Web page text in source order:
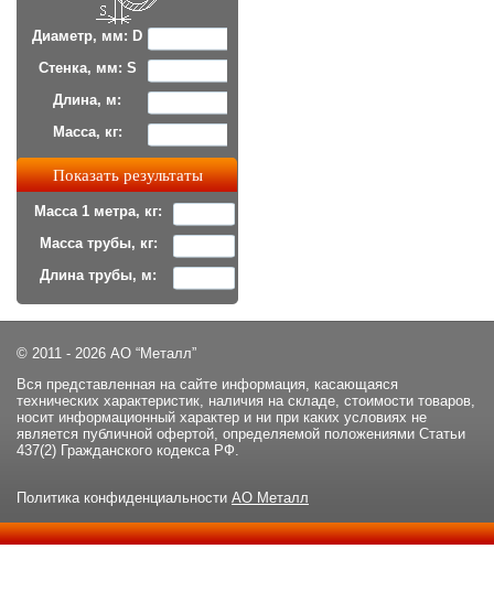
Диаметр, мм: D
Стенка, мм: S
Длина, м:
Масса, кг:
Масса 1 метра, кг:
Масса трубы, кг:
Длина трубы, м:
© 2011 - 2026 АО “Металл”
Вся представленная на сайте информация, касающаяся
технических характеристик, наличия на складе, стоимости товаров,
носит информационный характер и ни при каких условиях не
является публичной офертой, определяемой положениями Статьи
437(2) Гражданского кодекса РФ.
Политика конфиденциальности АО Металл